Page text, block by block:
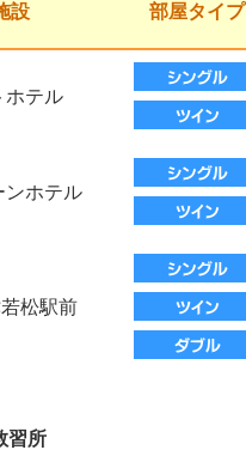
設 部屋タイプ
ホテル
ンホテル
松駅前
習所